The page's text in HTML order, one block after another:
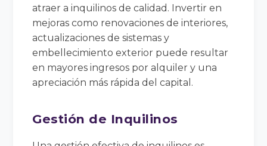
atraer a inquilinos de calidad. Invertir en
mejoras como renovaciones de interiores,
actualizaciones de sistemas y
embellecimiento exterior puede resultar
en mayores ingresos por alquiler y una
apreciación más rápida del capital.
Gestión de Inquilinos